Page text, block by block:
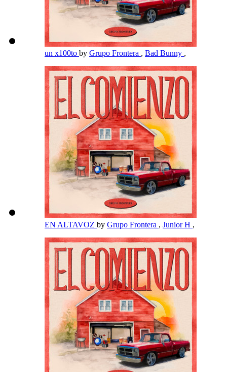
un x100to by Grupo Frontera , Bad Bunny ,
EN ALTAVOZ by Grupo Frontera , Junior H ,